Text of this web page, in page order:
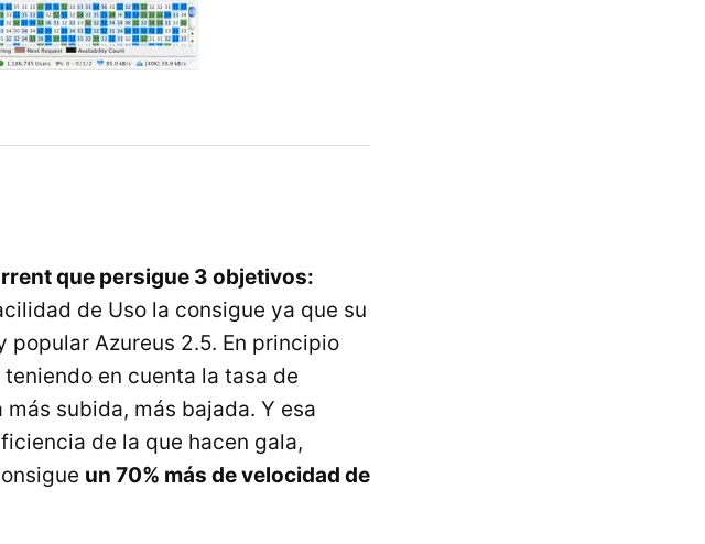
que persigue 3 objetivos:
de Uso la consigue ya que su
Azureus 2.5. En principio
en cuenta la tasa de
subida, más bajada. Y esa
de la que hacen gala,
un 70% más de velocidad de